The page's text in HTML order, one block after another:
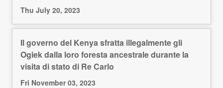
Thu July 20, 2023
Il governo del Kenya sfratta illegalmente gli
Ogiek dalla loro foresta ancestrale durante la
visita di stato di Re Carlo
Fri November 03, 2023